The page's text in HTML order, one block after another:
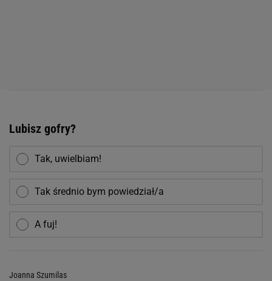
Lubisz gofry?
Tak, uwielbiam!
Tak średnio bym powiedział/a
A fuj!
Joanna Szumilas